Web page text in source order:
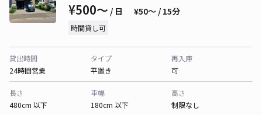
¥500〜 / 日 ¥50〜 / 15分
時間貸し可
貸出時間
24時間営業
タイプ
平置き
再入庫
可
長さ
480cm 以下
車幅
180cm 以下
高さ
制限なし